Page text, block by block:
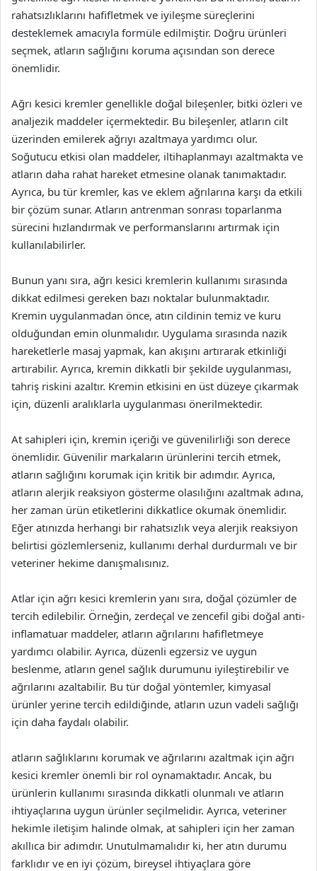
rahatsızlıklarını hafifletmek ve iyileşme süreçlerini
desteklemek amacıyla formüle edilmiştir. Doğru ürünleri
seçmek, atların sağlığını koruma açısından son derece
önemlidir.
Ağrı kesici kremler genellikle doğal bileşenler, bitki özleri ve
analjezik maddeler içermektedir. Bu bileşenler, atların cilt
üzerinden emilerek ağrıyı azaltmaya yardımcı olur.
Soğutucu etkisi olan maddeler, iltihaplanmayı azaltmakta ve
atların daha rahat hareket etmesine olanak tanımaktadır.
Ayrıca, bu tür kremler, kas ve eklem ağrılarına karşı da etkili
bir çözüm sunar. Atların antrenman sonrası toparlanma
sürecini hızlandırmak ve performanslarını artırmak için
kullanılabilirler.
Bunun yanı sıra, ağrı kesici kremlerin kullanımı sırasında
dikkat edilmesi gereken bazı noktalar bulunmaktadır.
Kremin uygulanmadan önce, atın cildinin temiz ve kuru
olduğundan emin olunmalıdır. Uygulama sırasında nazik
hareketlerle masaj yapmak, kan akışını artırarak etkinliği
artırabilir. Ayrıca, kremin dikkatli bir şekilde uygulanması,
tahriş riskini azaltır. Kremin etkisini en üst düzeye çıkarmak
için, düzenli aralıklarla uygulanması önerilmektedir.
At sahipleri için, kremin içeriği ve güvenilirliği son derece
önemlidir. Güvenilir markaların ürünlerini tercih etmek,
atların sağlığını korumak için kritik bir adımdır. Ayrıca,
atların alerjik reaksiyon gösterme olasılığını azaltmak adına,
her zaman ürün etiketlerini dikkatlice okumak önemlidir.
Eğer atınızda herhangi bir rahatsızlık veya alerjik reaksiyon
belirtisi gözlemlerseniz, kullanımı derhal durdurmalı ve bir
veteriner hekime danışmalısınız.
Atlar için ağrı kesici kremlerin yanı sıra, doğal çözümler de
tercih edilebilir. Örneğin, zerdeçal ve zencefil gibi doğal anti-
inflamatuar maddeler, atların ağrılarını hafifletmeye
yardımcı olabilir. Ayrıca, düzenli egzersiz ve uygun
beslenme, atların genel sağlık durumunu iyileştirebilir ve
ağrılarını azaltabilir. Bu tür doğal yöntemler, kimyasal
ürünler yerine tercih edildiğinde, atların uzun vadeli sağlığı
için daha faydalı olabilir.
atların sağlıklarını korumak ve ağrılarını azaltmak için ağrı
kesici kremler önemli bir rol oynamaktadır. Ancak, bu
ürünlerin kullanımı sırasında dikkatli olunmalı ve atların
ihtiyaçlarına uygun ürünler seçilmelidir. Ayrıca, veteriner
hekimle iletişim halinde olmak, at sahipleri için her zaman
akıllıca bir adımdır. Unutulmamalıdır ki, her atın durumu
farklıdır ve en iyi çözüm, bireysel ihtiyaçlara göre